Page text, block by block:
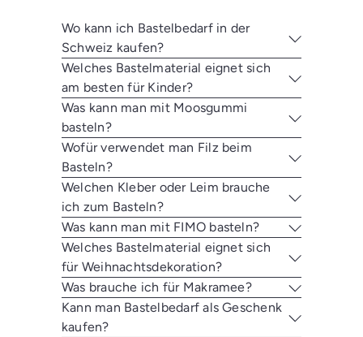
Wo kann ich Bastelbedarf in der
Schweiz kaufen?
Welches Bastelmaterial eignet sich
am besten für Kinder?
Was kann man mit Moosgummi
basteln?
Wofür verwendet man Filz beim
Basteln?
Welchen Kleber oder Leim brauche
ich zum Basteln?
Was kann man mit FIMO basteln?
Welches Bastelmaterial eignet sich
für Weihnachtsdekoration?
Was brauche ich für Makramee?
Kann man Bastelbedarf als Geschenk
kaufen?